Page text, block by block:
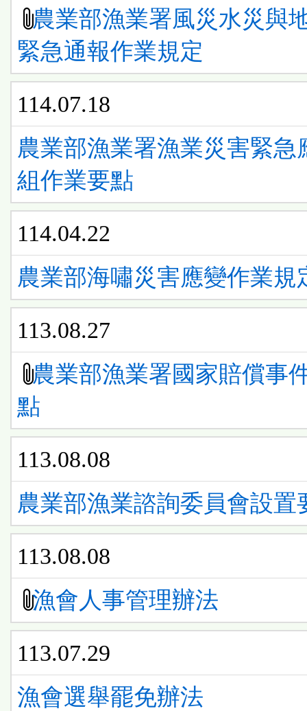
農業部漁業署風災水災與
緊急通報作業規定
114.07.18
農業部漁業署漁業災害緊急
組作業要點
114.04.22
農業部海嘯災害應變作業規
113.08.27
農業部漁業署國家賠償事
點
113.08.08
農業部漁業諮詢委員會設置
113.08.08
漁會人事管理辦法
113.07.29
漁會選舉罷免辦法